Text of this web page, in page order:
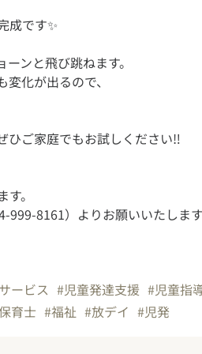
ンと飛び跳ねます。
化が出るので、
。
999-8161）よりお願いいたしま
ービス #児童発達支援 #児童指
育士 #福祉 #放デイ #児発